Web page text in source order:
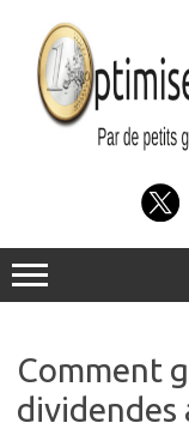
contenu
Comment